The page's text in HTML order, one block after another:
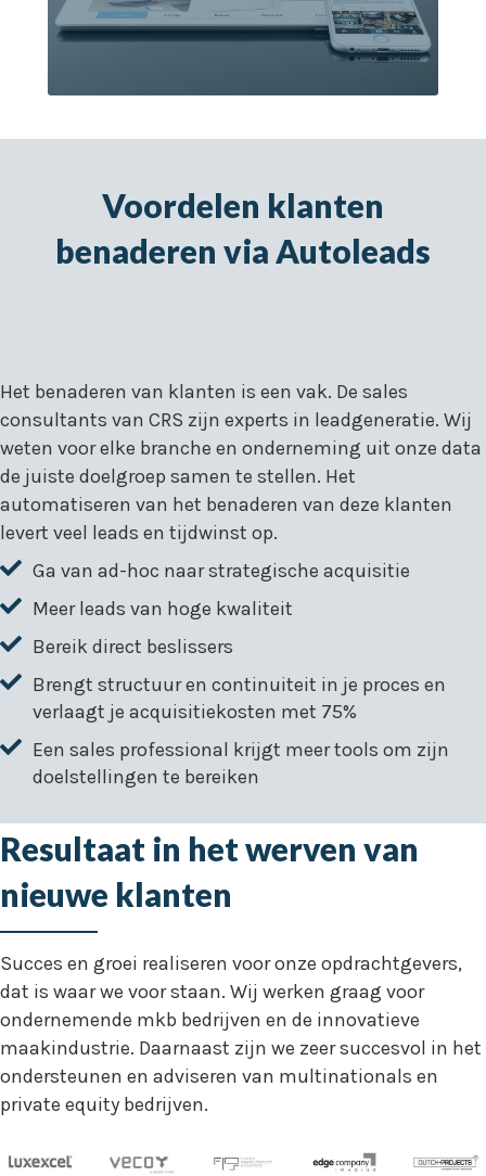
Voordelen klanten
benaderen via Autoleads
Het benaderen van klanten is een vak. De sales
consultants van CRS zijn experts in leadgeneratie. Wij
weten voor elke branche en onderneming uit onze data
de juiste doelgroep samen te stellen. Het
automatiseren van het benaderen van deze klanten
levert veel leads en tijdwinst op.
Ga van ad-hoc naar strategische acquisitie
Meer leads van hoge kwaliteit
Bereik direct beslissers
Brengt structuur en continuiteit in je proces en
verlaagt je acquisitiekosten met 75%
Een sales professional krijgt meer tools om zijn
doelstellingen te bereiken
Resultaat in het werven van
nieuwe klanten
Succes en groei realiseren voor onze opdrachtgevers,
dat is waar we voor staan. Wij werken graag voor
ondernemende mkb bedrijven en de innovatieve
maakindustrie. Daarnaast zijn we zeer succesvol in het
ondersteunen en adviseren van multinationals en
private equity bedrijven.